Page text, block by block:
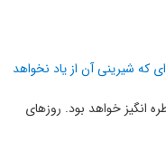
که شیرینی آن از یاد نخواهد
انگیز خواهد بود. روزهای